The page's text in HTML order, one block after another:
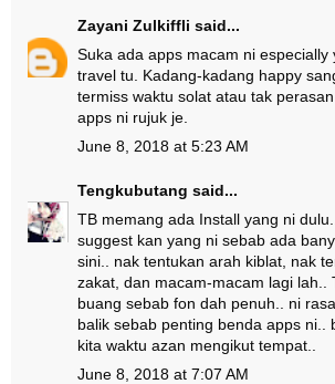
Zayani Zulkiffli said...
Suka ada apps macam ni especially
travel tu. Kadang-kadang happy
termiss waktu solat atau tak
apps ni rujuk je.
June 8, 2018 at 5:23 AM
Tengkubutang said...
TB memang ada Install yang ni
suggest kan yang ni sebab ada
sini.. nak tentukan arah kiblat, nak
zakat, dan macam-macam lagi lah..
buang sebab fon dah penuh.. ni
balik sebab penting benda apps ni..
kita waktu azan mengikut tempat..
June 8, 2018 at 7:07 AM